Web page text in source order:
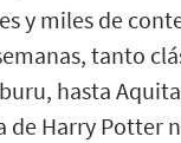
y miles de
tanto
hasta
Harry Potter